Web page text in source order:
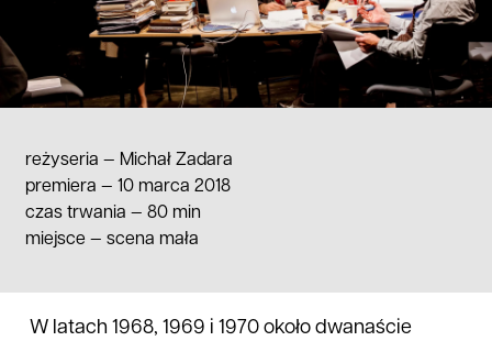
reżyseria — Michał Zadara
premiera — 10 marca 2018
czas trwania — 80 min
miejsce — scena mała
W latach 1968, 1969 i 1970 około dwanaście